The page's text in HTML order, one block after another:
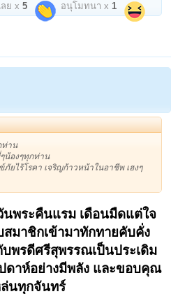
ลย x5 อนุโมทนา x1
ท่าน
น้องๆทุกท่าน
ไร้โรคา เจริญก้าวหน้าในอาชีพ เฮงๆ
นพระคืนแรม เดือนมืดแต่ใจ
สมาชิกเข้ามาทักทายคับคั่ง
พรดีศรีสุพรรณเป็นประเดิม
ดาห์อย่างมีพลัง และขอบคุณ
นทุกจันทร์